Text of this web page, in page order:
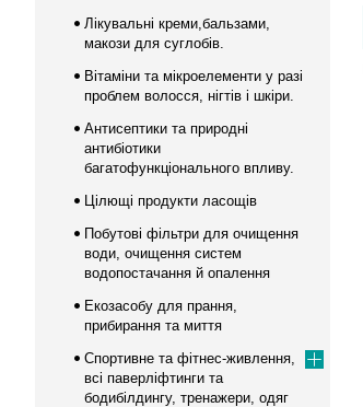
Лікувальні креми,бальзами,
макози для суглобів.
Вітаміни та мікроелементи у разі
проблем волосся, нігтів і шкіри.
Антисептики та природні
антибіотики
багатофункціонального впливу.
Цілющі продукти ласощів
Побутові фільтри для очищення
води, очищення систем
водопостачання й опалення
Екозасобу для прання,
прибирання та миття
Спортивне та фітнес-живлення,
всі паверліфтинги та
бодибілдингу, тренажери, одяг